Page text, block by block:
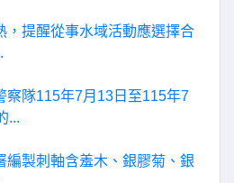
，提醒從事水域活動應選擇合
察隊115年7月13日至115年7
...
編製刺軸含羞木、銀膠菊、銀